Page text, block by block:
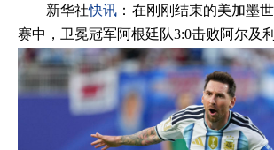
新华社快讯 ：在刚刚结束的美加墨
赛中，卫冕冠军阿根廷队3:0击败阿尔及利